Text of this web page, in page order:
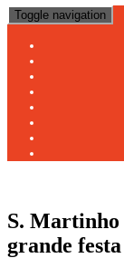
Toggle navigation
S. Martinho
grande